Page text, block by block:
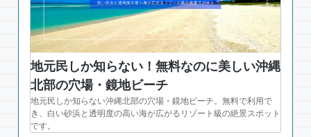
地元民しか知らない！無料なのに美しい沖縄
北部の穴場・鏡地ビーチ
地元民しか知らない沖縄北部の穴場・鏡地ビーチ。無料で利用で
き、白い砂浜と透明度の高い海が広がるリゾート級の絶景スポット
です。